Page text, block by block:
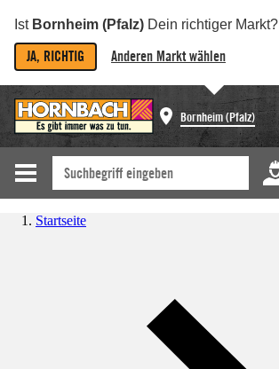
Ist Bornheim (Pfalz) Dein richtiger Markt?
JA, RICHTIG Anderen Markt wählen
Bornheim (Pfalz)
Startseite